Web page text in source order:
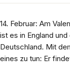
14. Februar: Am
ist es in England
Deutschland. Mit
eines zu tun: Er